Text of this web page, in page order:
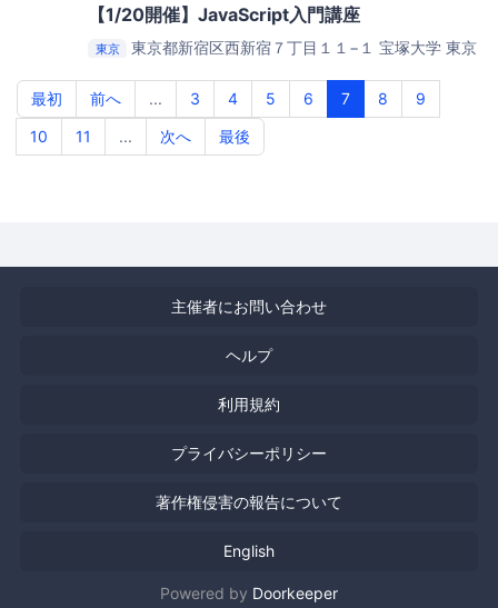
【1/20開催】JavaScript入門講座
東京
東京都新宿区西新宿７丁目１１−１ 宝塚大学 東京
内）
エパノ プログラミング スクール（西新宿）
最初 前へ ... 3 4 5 6 7 8
9
10
11 ... 次へ 最後
主催者にお問い合わせ
ヘルプ
利用規約
プライバシーポリシー
著作権侵害の報告について
English
Powered by Doorkeeper